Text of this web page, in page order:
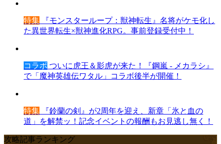
特集 『モンスターループ：獣神転生』名将がケモ化し
た異世界転生×獣神進化RPG。事前登録受付中！
コラボ ついに虎王＆影虎が来た！『鋼嵐 - メカラシ』
で「魔神英雄伝ワタル」コラボ後半が開催！
特集 『鈴蘭の剣』が2周年を迎え、新章「氷と血の
道」を解禁ッ！記念イベントの報酬もお見逃し無く！
攻略記事ランキング